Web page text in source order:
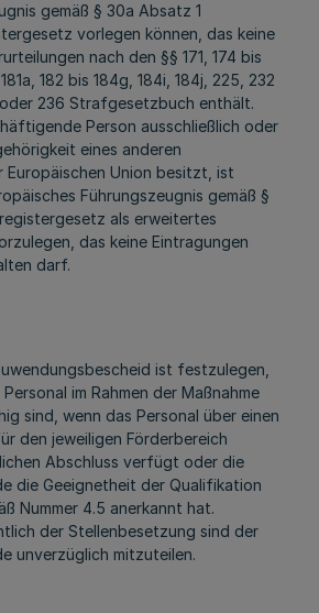
gemäß § 30a Absatz 1
vorlegen können, das keine
nach den §§ 171, 174 bis
182 bis 184g, 184i, 184j, 225, 232
236 Strafgesetzbuch enthält.
Person ausschließlich oder
eines anderen
Union besitzt, ist
Führungszeugnis gemäß §
als erweitertes
das keine Eintragungen
darf.
ist festzulegen,
im Rahmen der Maßnahme
sind, wenn das Personal über einen
den jeweiligen Förderbereich
Abschluss verfügt oder die
die Geeignetheit der Qualifikation
Nummer 4.5 anerkannt hat.
der Stellenbesetzung sind der
unverzüglich mitzuteilen.